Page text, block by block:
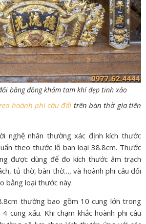
bằng đồng khảm tam khí đẹp tinh xảo
hoành phi câu đối trên bàn thờ gia tiên
nghệ nhân thường xác định kích thước
theo thước lỗ ban loại 38.8cm. Thước
được dùng để đo kích thước âm trạch
tủ thờ, bàn thờ…, và hoành phi câu đối
bằng loại thước này.
thường bao gồm 10 cung lớn trong
cung xấu. Khi chạm khắc hoành phi câu